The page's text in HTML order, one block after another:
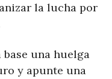
la lucha por
una huelga
y apunte una